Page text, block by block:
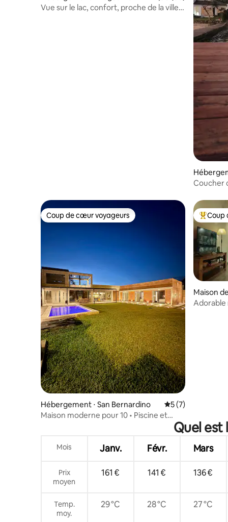
Vue sur le lac, confort, proche de la ville,
no
Coucher
Coup de cœur voyageurs
Coup de cœur voyageurs
Hébergement ⋅ San Bernardino Évaluation
5 (7)
Maison moderne pour 10 • Piscine et
Coups
Coup
Maison
no
Adorable
Quel est
Mois Janv. Févr. Mars
Prix
moyen
161 € 141 € 136 €
Temp.
moy.
29 °C 28 °C 27 °C